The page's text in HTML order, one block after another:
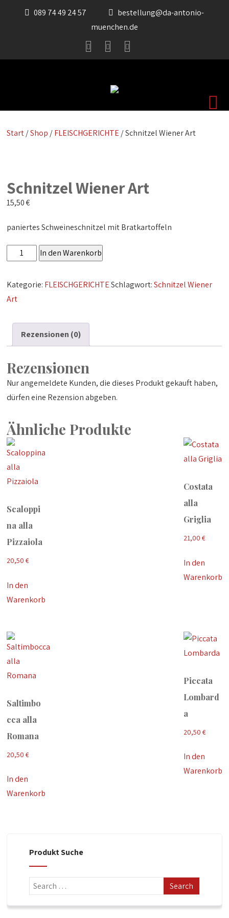
089 74 49 24 57
bestellung@da-antonio-
muenchen.de
Start/Shop /FLEISCHGERICHTE / Schnitzel Wiener Art
Schnitzel Wiener Art
15,50€
paniertes Schweineschnitzel mit Bratkartoffeln
Schnitzel
Art
Menge
In den Warenkorb
Kategorie: FLEISCHGERICHTE Schlagwort:Schnitzel Wiener
Art
Rezensionen (0)
Rezensionen
Nur angemeldete Kunden, die dieses Produkt gekauft haben,
dürfen eine Rezension abgeben.
Ähnliche Produkte
Scaloppi
na alla
Pizzaiola
20,50€
In den
Warenkorb
Costata
alla
Griglia
21,00 €
In den
Warenkorb
Saltimbo
cca alla
Romana
20,50€
In den
Warenkorb
Piccata
Lombard
a
20,50 €
In den
Warenkorb
Produkt Suche